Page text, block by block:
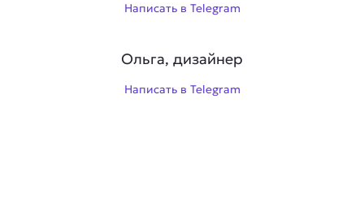
Написать в Telegram
Ольга, дизайнер
Написать в Telegram